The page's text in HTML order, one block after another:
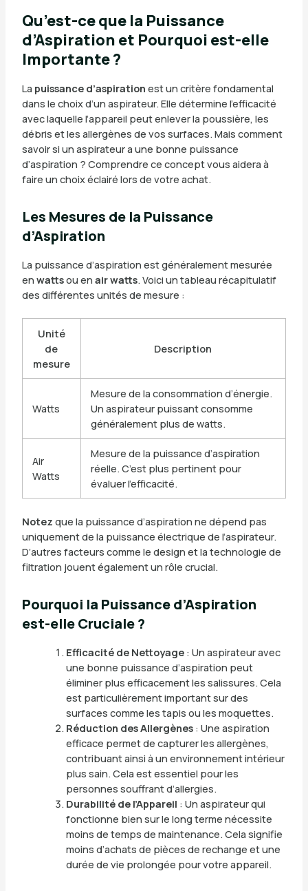
Qu’est-ce que la Puissance
d’Aspiration et Pourquoi est-elle
Importante ?
La puissance d’aspiration est un critère fondamental
dans le choix d’un aspirateur. Elle détermine l’efficacité
avec laquelle l’appareil peut enlever la poussière, les
débris et les allergènes de vos surfaces. Mais comment
savoir si un aspirateur a une bonne puissance
d’aspiration ? Comprendre ce concept vous aidera à
faire un choix éclairé lors de votre achat.
Les Mesures de la Puissance
d’Aspiration
La puissance d’aspiration est généralement mesurée
en wattsou en air watts. Voici un tableau récapitulatif
des différentes unités de mesure :
Unité
de
mesure
Description
Watts
Mesure de la consommation d’énergie.
Un aspirateur puissant consomme
généralement plus de watts.
Air
Watts
Mesure de la puissance d’aspiration
réelle. C’est plus pertinent pour
évaluer l’efficacité.
Notez que la puissance d’aspiration ne dépend pas
uniquement de la puissance électrique de l’aspirateur.
D’autres facteurs comme le design et la technologie de
filtration jouent également un rôle crucial.
Pourquoi la Puissance d’Aspiration
est-elle Cruciale ?
Efficacité de Nettoyage: Un aspirateur avec
une bonne puissance d’aspiration peut
éliminer plus efficacement les salissures. Cela
est particulièrement important sur des
surfaces comme les tapis ou les moquettes.
Réduction des Allergènes: Une aspiration
efficace permet de capturer les allergènes,
contribuant ainsi à un environnement intérieur
plus sain. Cela est essentiel pour les
personnes souffrant d’allergies.
Durabilité de l’Appareil : Un aspirateur qui
fonctionne bien sur le long terme nécessite
moins de temps de maintenance. Cela signifie
moins d’achats de pièces de rechange et une
durée de vie prolongée pour votre appareil.